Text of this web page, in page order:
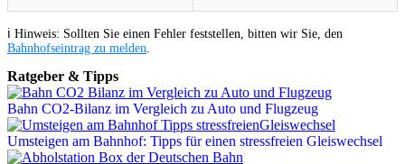
ℹ️ Hinweis: Sollten Sie einen Fehler feststellen, bitten wir Sie, den
Bahnhofseintrag zu melden
Ratgeber & Tipps
Bahn CO2-Bilanz im Vergleich zu Auto und Flugzeug
Umsteigen am Bahnhof: Tipps für einen stressfreien Gleiswechsel